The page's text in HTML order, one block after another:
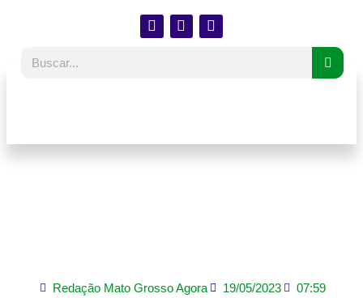
Redação Mato Grosso Agora 19/05/2023 07:59